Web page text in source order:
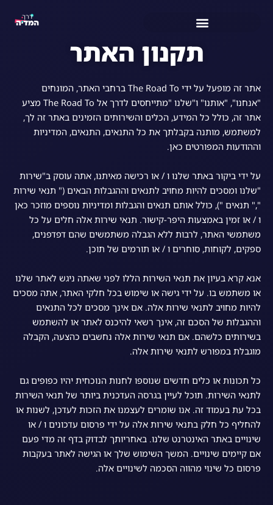
תקנון האתר
אתר זה מופעל על ידי The Road To ברחבי האתר, המונחים
"אנחנו", "אותנו" ו"שלנו "מתייחסים לדרך אל The Road To מציע
אתר זה, כולל כל המידע, הכלים והשירותים הזמינים באתר זה לך,
למשתמש, מותנה בקבלתך את כל התנאים, התנאים, המדיניות
וההודעות המפורטים כאן.
על ידי ביקור באתר שלנו ו / או רכישה מאיתנו, אתה עוסק ב"שירות
"שלנו ומסכים להיות מחויב לתנאים וההגבלות הבאים (" תנאי שירות
"," תנאים "), כולל אותם תנאים והגבלות ומדיניות נוספים מוזכר כאן
ו / או זמין באמצעות היפר-קישור. תנאי שירות אלה חלים על כל
משתמשי האתר, לרבות ללא הגבלה משתמשים שהם דפדפנים,
ספקים, לקוחות, סוחרים ו / או תורמים של תוכן.
אנא קרא בעיון את תנאי השירות הללו לפני שאתה ניגש לאתר שלנו
או משתמש בו. על ידי גישה או שימוש בכל חלקי האתר, אתה מסכים
להיות מחויב לתנאי שירות אלה. אם אינך מסכים לכל התנאים
וההגבלות של הסכם זה, אינך רשאי להיכנס לאתר או להשתמש
בשירותים כלשהם. אם תנאי שירות אלה נחשבים כהצעה, הקבלה
מוגבלת במפורש לתנאי שירות אלה.
כל תכונות או כלים חדשים שנוספו לחנות הנוכחית יהיו כפופים גם
לתנאי השירות. תוכל לעיין בגרסה העדכנית ביותר של תנאי השירות
בכל עת בעמוד זה. אנו שומרים לעצמנו את הזכות לעדכן, לשנות או
להחליף כל חלק בתנאי שירות אלה על ידי פרסום עדכונים ו / או
שינויים באתר האינטרנט שלנו. באחריותך לבדוק בדף זה מדי פעם
אם קיימים שינויים. המשך השימוש שלך או הגישה לאתר בעקבות
פרסום כל שינוי מהווה הסכמה לשינויים אלה.